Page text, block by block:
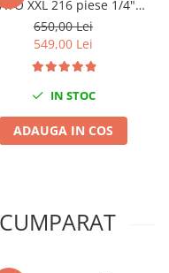
XXL 216 piese 1/4"
3/8" 1/2"
650,00 Lei
549,00 Lei
IN STOC
ADAUGA IN COS